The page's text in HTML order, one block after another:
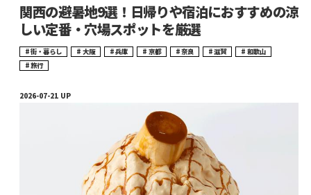
関西の避暑地9選！日帰りや宿泊におすすめの涼
しい定番・穴場スポットを厳選
街・暮らし 大阪 兵庫 京都 奈良 滋賀
和歌山
旅行